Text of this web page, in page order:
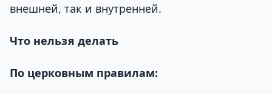
внешней, так и внутренней.
Что нельзя делать
По церковным правилам: